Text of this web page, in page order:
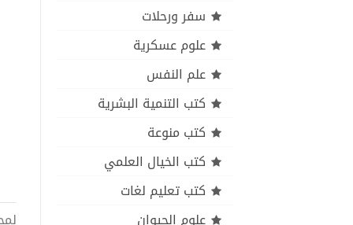
سفر ورحلات
علوم عسكرية
علم النفس
كتب التنمية البشرية
كتب منوعة
كتب الخيال العلمي
كتب تعليم لغات
علوم الحيوان